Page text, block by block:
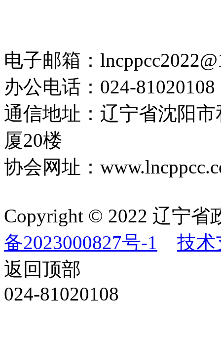
电子邮箱：
办公电话：024-81020108
通信地址：辽宁省沈阳
厦20楼
协会网址：
Copyright © 2022 辽宁
备2023000827号-1
技术
返回顶部
024-81020108